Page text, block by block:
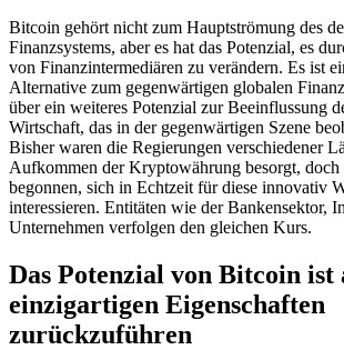
Bitcoin gehört nicht zum Hauptströmung des
Finanzsystems, aber es hat das Potenzial, es
von Finanzintermediären zu verändern. Es ist
Alternative zum gegenwärtigen globalen
über ein weiteres Potenzial zur Beeinflussung
Wirtschaft, das in der gegenwärtigen Szene
Bisher waren die Regierungen verschiedener
Aufkommen der Kryptowährung besorgt, doch
begonnen, sich in Echtzeit für diese innovativ
interessieren. Entitäten wie der Bankensektor,
Unternehmen verfolgen den gleichen Kurs.
Das Potenzial von Bitcoin ist
einzigartigen Eigenschaften
zurückzuführen